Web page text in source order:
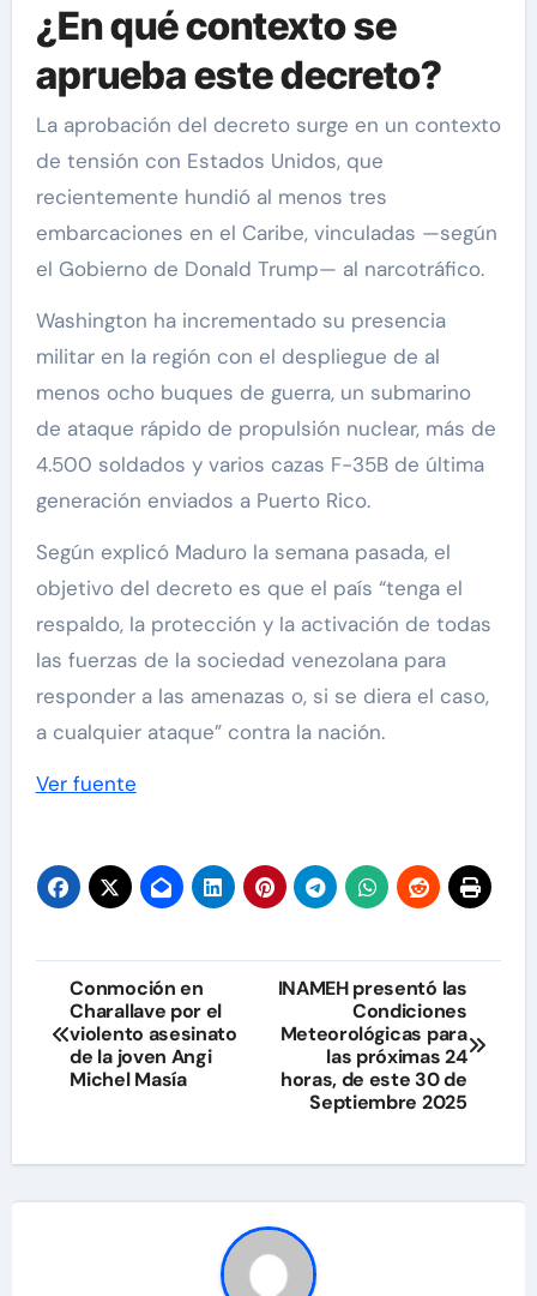
¿En qué contexto se
aprueba este decreto?
La aprobación del decreto surge en un contexto
de tensión con Estados Unidos, que
recientemente hundió al menos tres
embarcaciones en el Caribe, vinculadas —según
el Gobierno de Donald Trump— al narcotráfico.
Washington ha incrementado su presencia
militar en la región con el despliegue de al
menos ocho buques de guerra, un submarino
de ataque rápido de propulsión nuclear, más de
4.500 soldados y varios cazas F-35B de última
generación enviados a Puerto Rico.
Según explicó Maduro la semana pasada, el
objetivo del decreto es que el país “tenga el
respaldo, la protección y la activación de todas
las fuerzas de la sociedad venezolana para
responder a las amenazas o, si se diera el caso,
a cualquier ataque” contra la nación.
Ver fuente
Navegación
de
entradas
Conmoción en
Charallave por el
violento asesinato
de la joven Angi
Michel Masía
INAMEH presentó las
Condiciones
Meteorológicas para
las próximas 24
horas, de este 30 de
Septiembre 2025